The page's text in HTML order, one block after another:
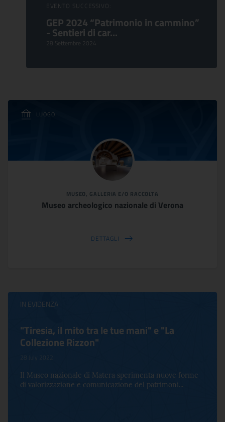
EVENTO SUCCESSIVO:
GEP 2024 “Patrimonio in cammino”
- Sentieri di car...
28 Settembre 2024
LUOGO
MUSEO, GALLERIA E/O RACCOLTA
Museo archeologico nazionale di Verona
DETTAGLI
IN EVIDENZA
"Tiresia, il mito tra le tue mani" e "La
Collezione Rizzon"
28 July 2022
Il Museo nazionale di Matera sperimenta nuove forme
di valorizzazione e comunicazione del patrimoni...